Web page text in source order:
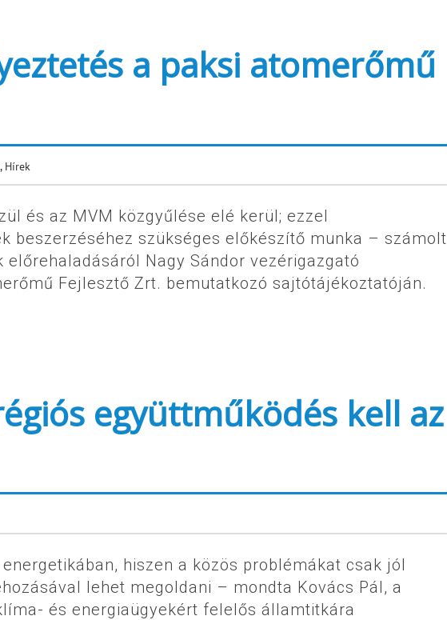
a paksi atomerőmű
, Hírek
és az MVM közgyűlése elé kerül; ezzel
beszerzéséhez szükséges előkészítő munka – számolt
Nagy Sándor vezérigazgató
Fejlesztő Zrt. bemutatkozó sajtótájékoztatóján.
együttműködés kell az
hiszen a közös problémákat csak jól
lehet megoldani – mondta Kovács Pál, a
és energiaügyekért felelős államtitkára